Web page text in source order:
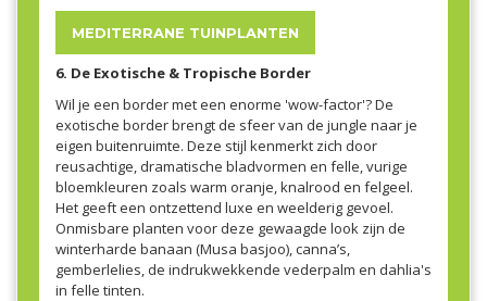
MEDITERRANE TUINPLANTEN
6. De Exotische & Tropische Border
Wil je een border met een enorme 'wow-factor'? De
exotische border brengt de sfeer van de jungle naar je
eigen buitenruimte. Deze stijl kenmerkt zich door
reusachtige, dramatische bladvormen en felle, vurige
bloemkleuren zoals warm oranje, knalrood en felgeel.
Het geeft een ontzettend luxe en weelderig gevoel.
Onmisbare planten voor deze gewaagde look zijn de
winterharde banaan (Musa basjoo), canna’s,
gemberlelies, de indrukwekkende vederpalm en dahlia's
in felle tinten.